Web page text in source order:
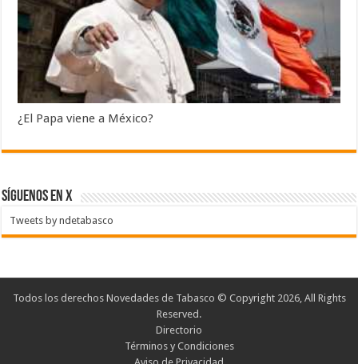
¿El Papa viene a México?
SÍGUENOS EN X
Tweets by ndetabasco
Todos los derechos Novedades de Tabasco © Copyright 2026, All Rights
Reserved.
Directorio
Términos y Condiciones